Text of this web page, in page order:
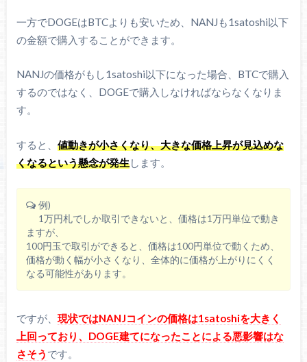
一方でDOGEはBTCよりも安いため、NANJも1satoshi以下
の金額で購入することができます。
NANJの価格がもし1satoshi以下になった場合、BTCで購入
するのではなく、DOGEで購入しなければならなくなりま
す。
すると、 値動きが小さくなり、大きな価格上昇が見込めな
くなるという懸念が発生します。
例)
1万円札でしか取引できないと、価格は1万円単位で動き
ますが、
100円玉で取引ができると、価格は100円単位で動くため、
価格が動く幅が小さくなり、全体的に価格が上がりにくく
なる可能性があります。
ですが、 現状ではNANJコインの価格は1satoshiを大きく
上回っており、DOGE建てになったことによる悪影響はな
さそう です。